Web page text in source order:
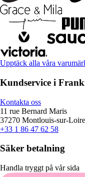
Upptäck alla våra
Kundservice i
Kontakta oss
11 rue Bernard Maris
37270 Montlouis-sur-
+33 1 86 47 62 58
Säker betalning
Handla tryggt på vår sida